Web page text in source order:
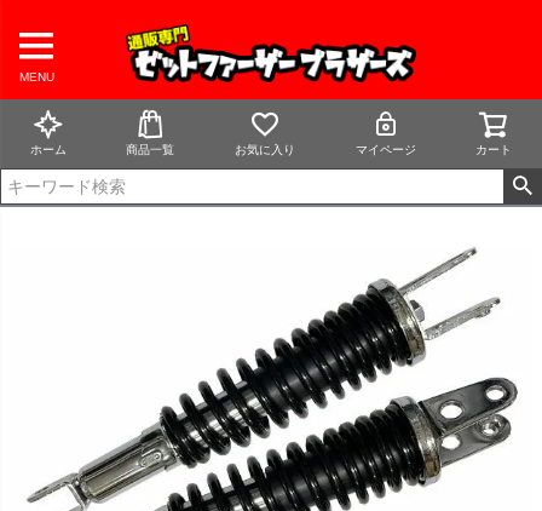
MENU
ホーム 商品一覧 お気に入り マイページ カート